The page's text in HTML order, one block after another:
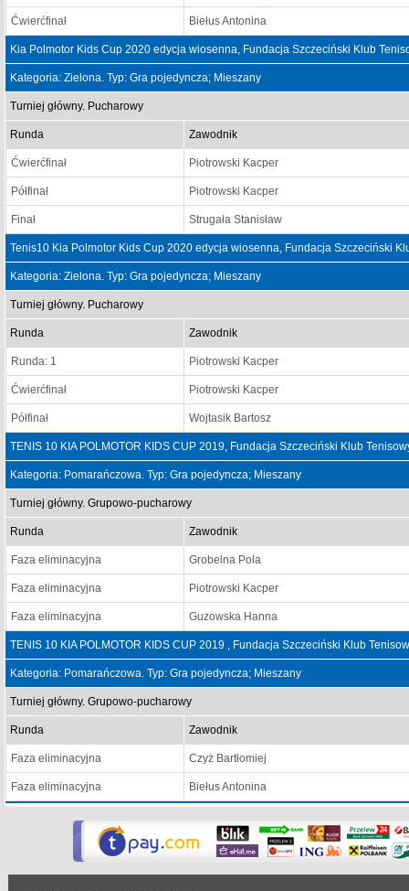
Ćwierćfinał Biełus Antonina
Kia Polmotor Kids Cup 2020 edycja wiosenna, Fundacja Szczeciński Klub
Kategoria: Zielona. Typ: Gra pojedyncza; Mieszany
Turniej główny. Pucharowy
Runda Zawodnik
Ćwierćfinał Piotrowski Kacper
Półfinał Piotrowski Kacper
Finał Strugała Stanisław
Tenis10 Kia Polmotor Kids Cup 2020 edycja wiosenna, Fundacja Szczeciński
Kategoria: Zielona. Typ: Gra pojedyncza; Mieszany
Turniej główny. Pucharowy
Runda Zawodnik
Runda: 1 Piotrowski Kacper
Ćwierćfinał Piotrowski Kacper
Półfinał Wojtasik Bartosz
TENIS 10 KIA POLMOTOR KIDS CUP 2019, Fundacja Szczeciński Klub
Kategoria: Pomarańczowa. Typ: Gra pojedyncza; Mieszany
Turniej główny. Grupowo-pucharowy
Runda Zawodnik
Faza eliminacyjna Grobelna Pola
Faza eliminacyjna Piotrowski Kacper
Faza eliminacyjna Guzowska Hanna
TENIS 10 KIA POLMOTOR KIDS CUP 2019 , Fundacja Szczeciński Klub
Kategoria: Pomarańczowa. Typ: Gra pojedyncza; Mieszany
Turniej główny. Grupowo-pucharowy
Runda Zawodnik
Faza eliminacyjna Czyż Bartłomiej
Faza eliminacyjna Biełus Antonina